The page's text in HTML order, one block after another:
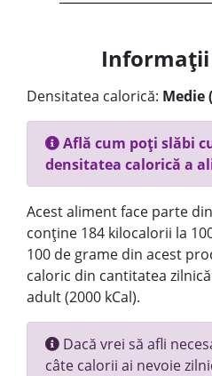
Densitatea calorică: Medie
Află cum poți slăbi
densitatea calorică a
Acest aliment face parte
conține 184 kilocalorii la
100 de grame din acest
caloric din cantitatea
adult (2000 kCal).
Dacă vrei să afli
câte calorii ai nevoie